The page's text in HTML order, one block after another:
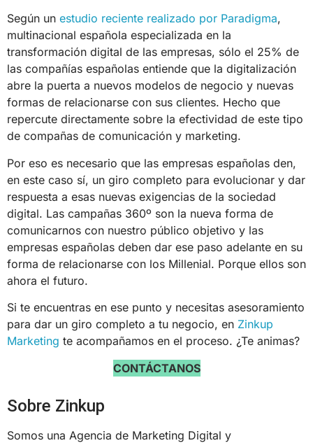
Según un estudio reciente realizado por Paradigma,
multinacional española especializada en la
transformación digital de las empresas, sólo el 25% de
las compañías españolas entiende que la digitalización
abre la puerta a nuevos modelos de negocio y nuevas
formas de relacionarse con sus clientes. Hecho que
repercute directamente sobre la efectividad de este tipo
de compañas de comunicación y marketing.
Por eso es necesario que las empresas españolas den,
en este caso sí, un giro completo para evolucionar y dar
respuesta a esas nuevas exigencias de la sociedad
digital. Las campañas 360º son la nueva forma de
comunicarnos con nuestro público objetivo y las
empresas españolas deben dar ese paso adelante en su
forma de relacionarse con los Millenial. Porque ellos son
ahora el futuro.
Si te encuentras en ese punto y necesitas asesoramiento
para dar un giro completo a tu negocio, en Zinkup
Marketing te acompañamos en el proceso. ¿Te animas?
CONTÁCTANOS
Sobre Zinkup
Somos una Agencia de Marketing Digital y